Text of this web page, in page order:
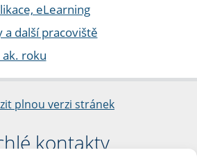
eLearning
a další pracoviště
roku
plnou verzi stránek
kontakty